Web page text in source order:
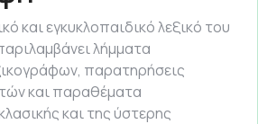
και εγκυκλοπαιδικό λεξικό του
λήμματα
παρατηρήσεις
και παραθέματα
και της ύστερης